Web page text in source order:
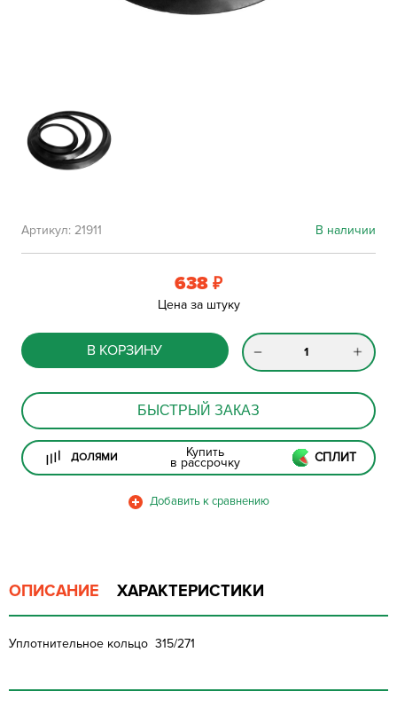
В наличии
Артикул: 21911
638 ₽
Цена за штуку
В КОРЗИНУ
БЫСТРЫЙ ЗАКАЗ
ДОЛЯМИ Купить
в рассрочку СПЛИТ
ОПИСАНИЕ ХАРАКТЕРИСТИКИ
Уплотнительное кольцо 315/271